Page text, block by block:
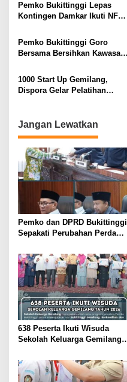
Pemko Bukittinggi Lepas
Kontingen Damkar Ikuti NFSC
Pemko Bukittinggi Goro
Bersama Bersihkan Kawasan
Layanan Kesehatan
1000 Start Up Gemilang,
Dispora Gelar Pelatihan
Jangan Lewatkan
Pemko dan DPRD Bukittinggi
Sepakati Perubahan Perda
638 Peserta Ikuti Wisuda
Sekolah Keluarga Gemilang